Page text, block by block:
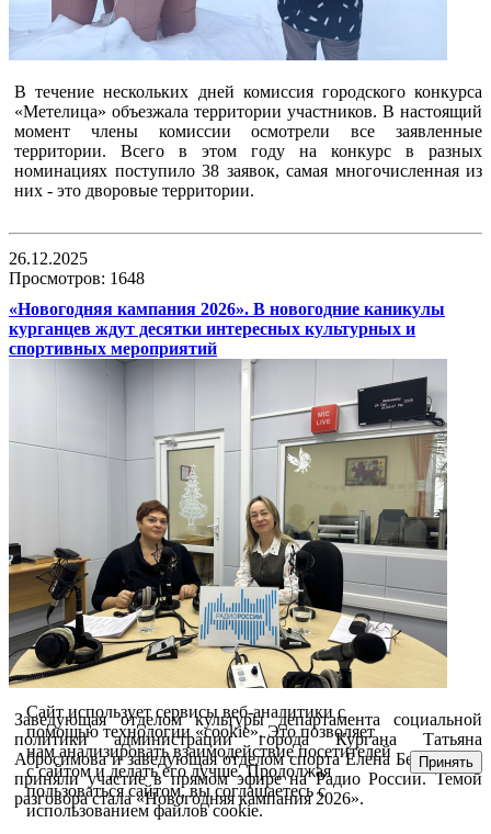
В течение нескольких дней комиссия городского конкурса
«Метелица» объезжала территории участников. В настоящий
момент члены комиссии осмотрели все заявленные
территории. Всего в этом году на конкурс в разных
номинациях поступило 38 заявок, самая многочисленная из
них - это дворовые территории.
26.12.2025
Просмотров: 1648
«Новогодняя кампания 2026». В новогодние каникулы
курганцев ждут десятки интересных культурных и
спортивных мероприятий
Заведующая отделом культуры департамента социальной
политики администрации города Кургана Татьяна
Абросимова и заведующая отделом спорта Елена Белоногова
приняли участие в прямом эфире на Радио России. Темой
разговора стала «Новогодняя кампания 2026».
Сайт использует сервисы веб-аналитики с
помощью технологии «cookie». Это позволяет
нам анализировать взаимодействие посетителей
с сайтом и делать его лучше. Продолжая
пользоваться сайтом, вы соглашаетесь с
использованием файлов cookie.
Принять